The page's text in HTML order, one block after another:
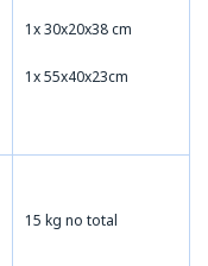
1x 30x20x38 cm
1x 55x40x23cm
15 kg no total